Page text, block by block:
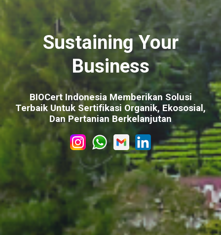
Sustaining Your
Business
BIOCert Indonesia Memberikan Solusi
Terbaik Untuk Sertifikasi Organik, Ekososial,
Dan Pertanian Berkelanjutan